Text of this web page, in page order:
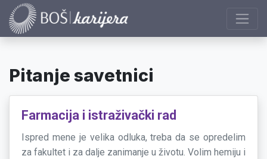
Pitanje savetnici
Farmacija i istraživački rad
Ispred mene je velika odluka, treba da se opredelim
za fakultet i za dalje zanimanje u životu. Volim hemiju i